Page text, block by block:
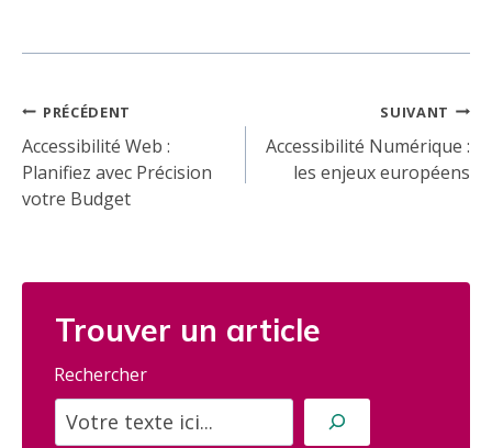
Navigation
de
l’article
PRÉCÉDENT
Accessibilité Web :
Planifiez avec Précision
votre Budget
SUIVANT
Accessibilité Numérique :
les enjeux européens
Trouver un article
Rechercher